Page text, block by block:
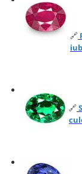
🔗
🔗